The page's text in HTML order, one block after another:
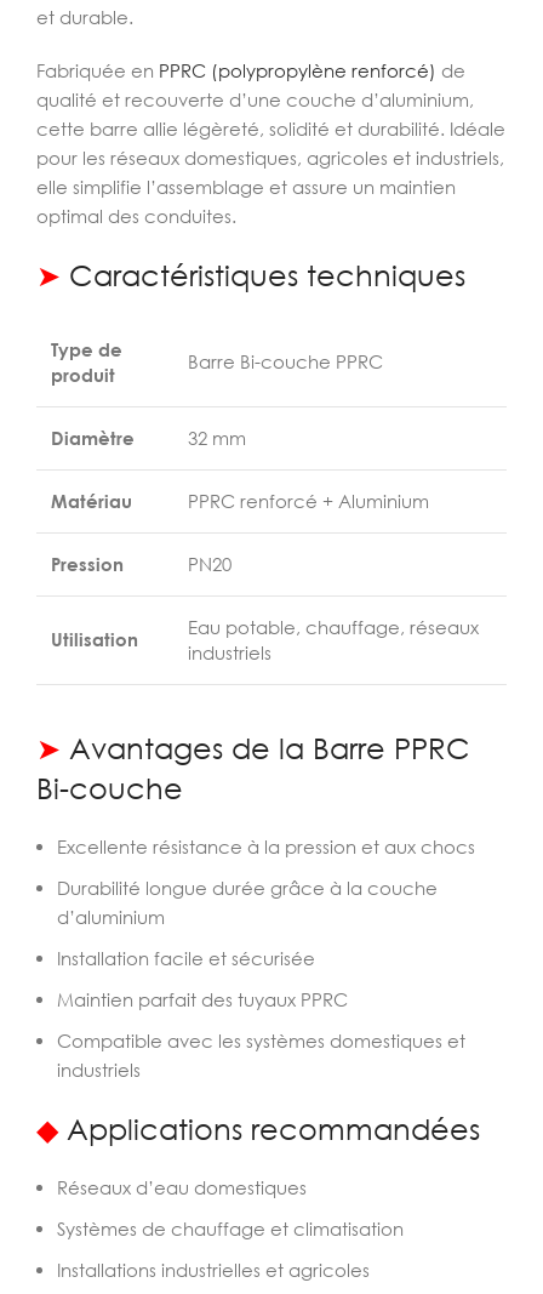
et durable.
Fabriquée en PPRC (polypropylène renforcé) de
qualité et recouverte d’une couche d’aluminium,
cette barre allie légèreté, solidité et durabilité. Idéale
pour les réseaux domestiques, agricoles et industriels,
elle simplifie l’assemblage et assure un maintien
optimal des conduites.
➤ Caractéristiques techniques
Type de
produit
Barre Bi-couche PPRC
Diamètre 32 mm
Matériau PPRC renforcé + Aluminium
Pression PN20
Utilisation
Eau potable, chauffage, réseaux
industriels
➤ Avantages de la Barre PPRC
Bi-couche
Excellente résistance à la pression et aux chocs
Durabilité longue durée grâce à la couche
d’aluminium
Installation facile et sécurisée
Maintien parfait des tuyaux PPRC
Compatible avec les systèmes domestiques et
industriels
◆Applications recommandées
Réseaux d’eau domestiques
Systèmes de chauffage et climatisation
Installations industrielles et agricoles